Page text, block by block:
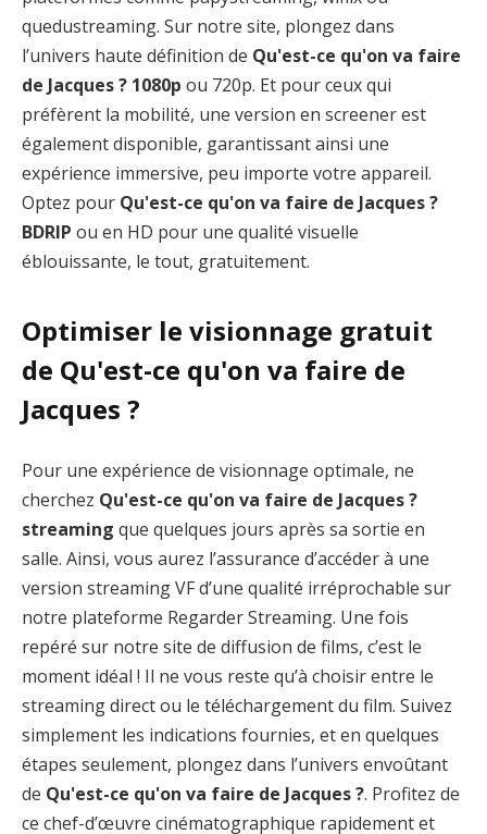
quedustreaming. Sur notre site, plongez dans
l’univers haute définition de Qu'est-ce qu'on va faire
de Jacques ? 1080p ou 720p. Et pour ceux qui
préfèrent la mobilité, une version en screener est
également disponible, garantissant ainsi une
expérience immersive, peu importe votre appareil.
Optez pour Qu'est-ce qu'on va faire de Jacques ?
BDRIP ou en HD pour une qualité visuelle
éblouissante, le tout, gratuitement.
Optimiser le visionnage gratuit
de Qu'est-ce qu'on va faire de
Jacques ?
Pour une expérience de visionnage optimale, ne
cherchez Qu'est-ce qu'on va faire de Jacques ?
streaming que quelques jours après sa sortie en
salle. Ainsi, vous aurez l’assurance d’accéder à une
version streaming VF d’une qualité irréprochable sur
notre plateforme Regarder Streaming. Une fois
repéré sur notre site de diffusion de films, c’est le
moment idéal ! Il ne vous reste qu’à choisir entre le
streaming direct ou le téléchargement du film. Suivez
simplement les indications fournies, et en quelques
étapes seulement, plongez dans l’univers envoûtant
de Qu'est-ce qu'on va faire de Jacques ?. Profitez de
ce chef-d’œuvre cinématographique rapidement et